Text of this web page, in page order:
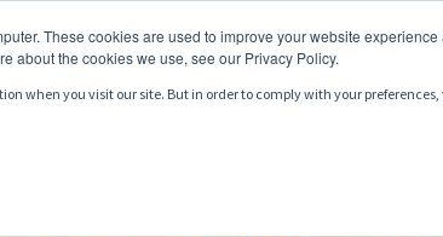
These cookies are used to improve your website
about the cookies we use, see our Privacy Policy.
when you visit our site. But in order to comply with your